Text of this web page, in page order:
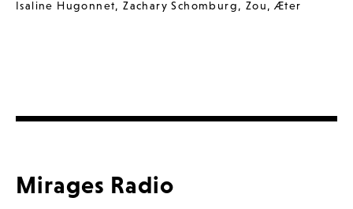
Isaline Hugonnet,Zachary Schomburg, Zou, Æter
Mirages Radio